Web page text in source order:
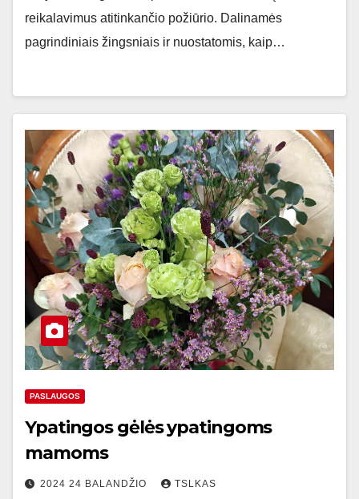
reikalavimus atitinkančio požiūrio. Dalinamės
pagrindiniais žingsniais ir nuostatomis, kaip…
PASLAUGOS
Ypatingos gėlės ypatingoms
mamoms
2024 24 BALANDŽIO TSLKAS